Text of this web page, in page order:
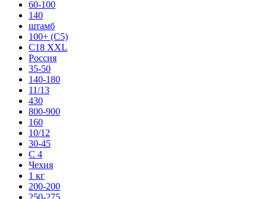
60-100
140
штамб
100+ (С5)
C18 XXL
Россия
35-50
140-180
11/13
430
800-900
160
10/12
30-45
C 4
Чехия
1 кг
200-200